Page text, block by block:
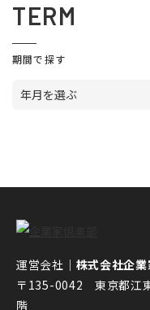
TERM
期間で探す
年月を選ぶ
運営会社｜ 株式会社企
〒135-0042 東京都江
階